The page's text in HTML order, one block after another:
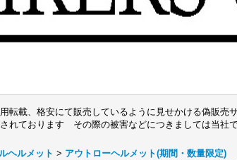
転載、格安にて販売しているように見せかける偽販
れております その際の被害などにつきましては当社
ヘルメット > アウトローヘルメット(期間・数量限定)